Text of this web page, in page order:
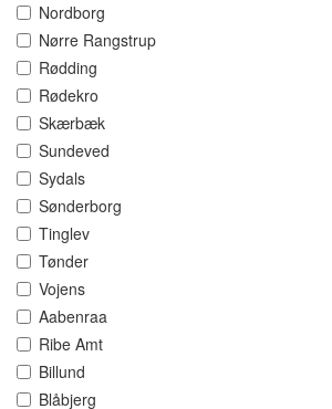
Nordborg
Nørre Rangstrup
Rødding
Rødekro
Skærbæk
Sundeved
Sydals
Sønderborg
Tinglev
Tønder
Vojens
Aabenraa
Ribe Amt
Billund
Blåbjerg